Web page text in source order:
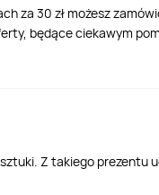
za 30 zł możesz
będące ciekawym
Z takiego